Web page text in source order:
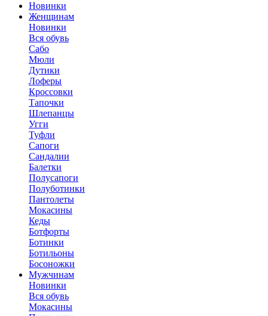
Новинки
Женщинам
Новинки
Вся обувь
Сабо
Мюли
Дутики
Лоферы
Кроссовки
Тапочки
Шлепанцы
Угги
Туфли
Сапоги
Сандалии
Балетки
Полусапоги
Полуботинки
Пантолеты
Мокасины
Кеды
Ботфорты
Ботинки
Ботильоны
Босоножки
Мужчинам
Новинки
Вся обувь
Мокасины